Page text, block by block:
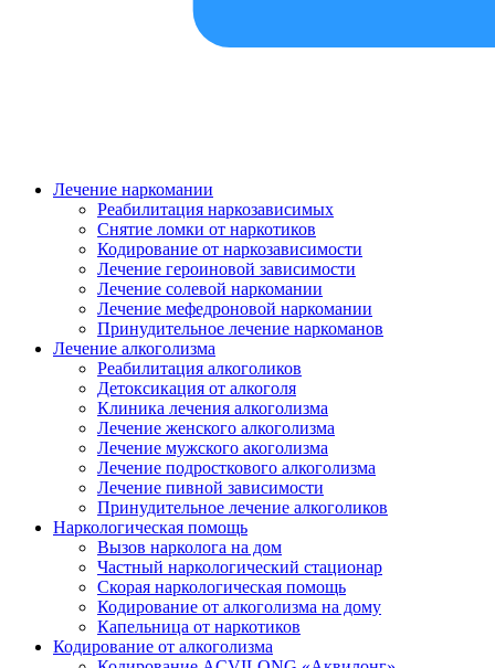
Лечение наркомании
Реабилитация наркозависимых
Снятие ломки от наркотиков
Кодирование от наркозависимости
Лечение героиновой зависимости
Лечение солевой наркомании
Лечение мефедроновой наркомании
Принудительное лечение наркоманов
Лечение алкоголизма
Реабилитация алкоголиков
Детоксикация от алкоголя
Клиника лечения алкоголизма
Лечение женского алкоголизма
Лечение мужского акоголизма
Лечение подросткового алкоголизма
Лечение пивной зависимости
Принудительное лечение алкоголиков
Наркологическая помощь
Вызов нарколога на дом
Частный наркологический стационар
Скорая наркологическая помощь
Кодирование от алкоголизма на дому
Капельница от наркотиков
Кодирование от алкоголизма